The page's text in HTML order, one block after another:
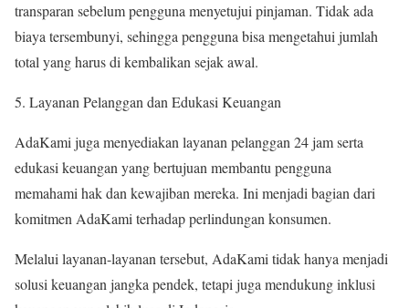
transparan sebelum pengguna menyetujui pinjaman. Tidak ada
biaya tersembunyi, sehingga pengguna bisa mengetahui jumlah
total yang harus di kembalikan sejak awal.
Layanan Pelanggan dan Edukasi Keuangan
AdaKami juga menyediakan layanan pelanggan 24 jam serta
edukasi keuangan yang bertujuan membantu pengguna
memahami hak dan kewajiban mereka. Ini menjadi bagian dari
komitmen AdaKami terhadap perlindungan konsumen.
Melalui layanan-layanan tersebut, AdaKami tidak hanya menjadi
solusi keuangan jangka pendek, tetapi juga mendukung inklusi